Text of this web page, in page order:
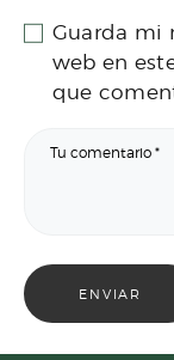
Guarda mi
web en
que